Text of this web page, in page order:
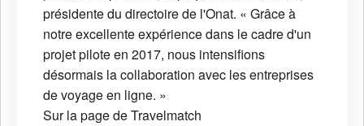
présidente du directoire de l'Onat. « Grâce à
notre excellente expérience dans le cadre d'un
projet pilote en 2017, nous intensifions
désormais la collaboration avec les entreprises
de voyage en ligne. »
Sur la page de Travelmatch